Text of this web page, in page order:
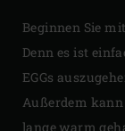
Beginnen Sie
Denn es ist
EGGs
Außerdem kann
lange warm